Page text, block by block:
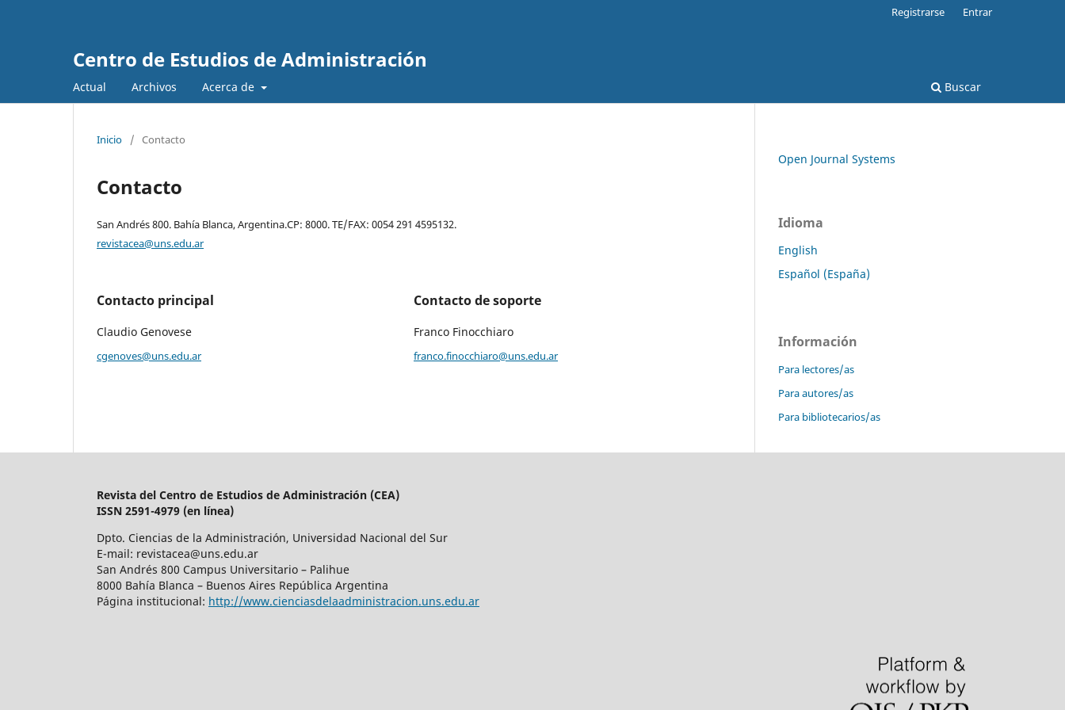
Centro de Estudios de Administración
Actual Archivos Acerca de Buscar
Registrarse Entrar
Inicio / Contacto
Contacto
San Andrés 800. Bahía Blanca, Argentina.CP: 8000. TE/FAX: 0054 291 4595132.
revistacea@uns.edu.ar
Contacto principal
Claudio Genovese
cgenoves@uns.edu.ar
Contacto de soporte
Franco Finocchiaro
franco.finocchiaro@uns.edu.ar
Open Journal Systems
Idioma
English
Español (España)
Información
Para lectores/as
Para autores/as
Para bibliotecarios/as
Revista del Centro de Estudios de Administración (CEA)
ISSN 2591-4979 (en línea)
Dpto. Ciencias de la Administración, Universidad Nacional del Sur
E-mail: revistacea@uns.edu.ar
San Andrés 800 Campus Universitario – Palihue
8000 Bahía Blanca – Buenos Aires República Argentina
Página institucional: http://www.cienciasdelaadministracion.uns.edu.ar